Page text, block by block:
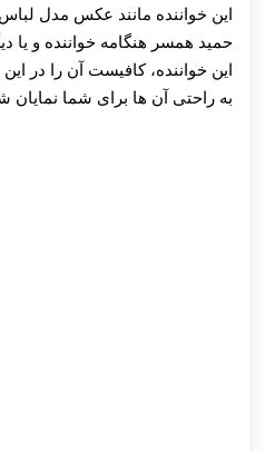
این خواننده مانند عکس مدل
حمید همسر هنگامه خواننده و
این خواننده، کافیست آن را در
به راحتی آن ها برای شما نمایان